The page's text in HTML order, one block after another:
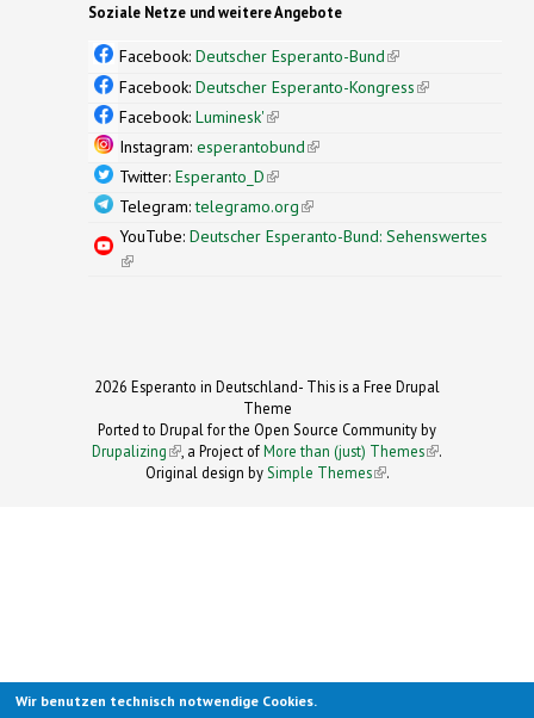
Soziale Netze und weitere Angebote
Facebook: Deutscher Esperanto-Bund(link is
external)
Facebook: Deutscher Esperanto-Kongress(link is
Facebook: Luminesk'(link is external)
Instagram: esperantobund(link is external)
Twitter: Esperanto_D(link is external)
Telegram:telegramo.org(link is external)
YouTube: Deutscher Esperanto-Bund: Sehenswertes
(link is external)
2026 Esperanto in Deutschland- This is a Free Drupal
Theme
Ported to Drupal for the Open Source Community by
Drupalizing(link is external)
, a Project ofMore than (just) Themes (link is
.
Original design by Simple Themes
(link is
.
Wir benutzen technisch notwendige Cookies.